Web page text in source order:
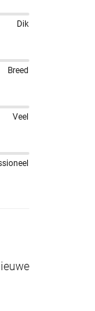
Dik
Breed
Veel